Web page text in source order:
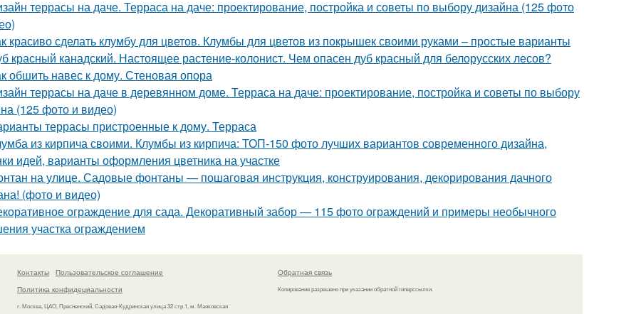
террасы на даче. Терраса на даче: проектирование, постройка и советы по выбору дизайна (125 фото
красиво сделать клумбу для цветов. Клумбы для цветов из покрышек своими руками – простые варианты
красный канадский. Настоящее растение-колонист. Чем опасен дуб красный для белорусских лесов?
обшить навес к дому. Стеновая опора
террасы на даче в деревянном доме. Терраса на даче: проектирование, постройка и советы по выбору
(125 фото и видео)
террасы пристроенные к дому. Терраса
из кирпича своими. Клумбы из кирпича: ТОП-150 фото лучших вариантов современного дизайна,
идей, варианты оформления цветника на участке
на улице. Садовые фонтаны — пошаговая инструкция, конструирования, декорирования дачного
(фото и видео)
ограждение для сада. Декоративный забор — 115 фото ограждений и примеры необычного
участка ограждением
Контакты
Пользовательское соглашение
Политика конфидециальности
г. Москва, ЦАО, Пресненский, Садовая-Кудринская улица 32 стр.1, м. Маяковская
Обратная связь
Копирование разрешено при указании обратной гиперссылки.